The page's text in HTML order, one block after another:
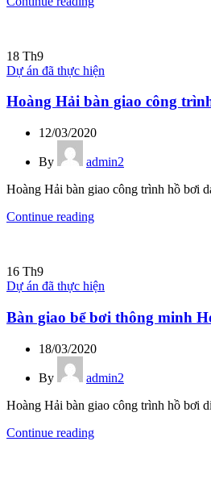
18 Th9
Dự án đã thực hiện
Hoàng Hải bàn giao công
12/03/2020
By
admin2
Hoàng Hải bàn giao công trình hồ bơi
Continue reading
16 Th9
Dự án đã thực hiện
Bàn giao bể bơi thông minh
18/03/2020
By
admin2
Hoàng Hải bàn giao công trình hồ
Continue reading